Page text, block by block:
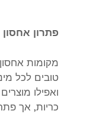
פתרון אחסון
מקומות
טובים לכל
ואפילו
כריות, אך